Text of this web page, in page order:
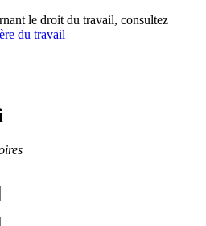
le droit du travail, consultez
du travail